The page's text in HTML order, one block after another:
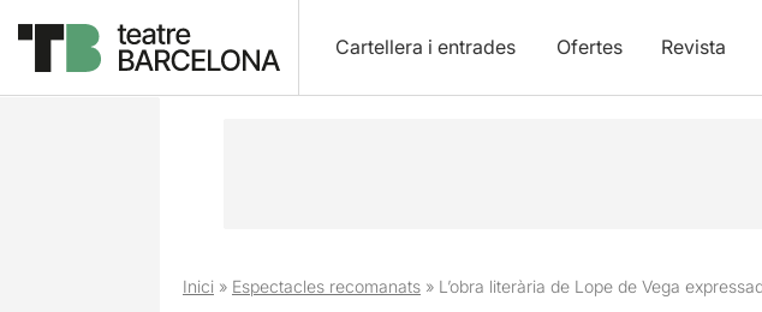
Cartellera i entrades Ofertes Revista
Inici» Espectacles recomanats» L’obra literària de Lope de Vega